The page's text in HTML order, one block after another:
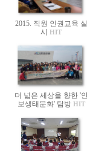
2015. 직원 인권교육 실
시 HIT
더 넓은 세상을 향한 '
보생태문화' 탐방 HIT